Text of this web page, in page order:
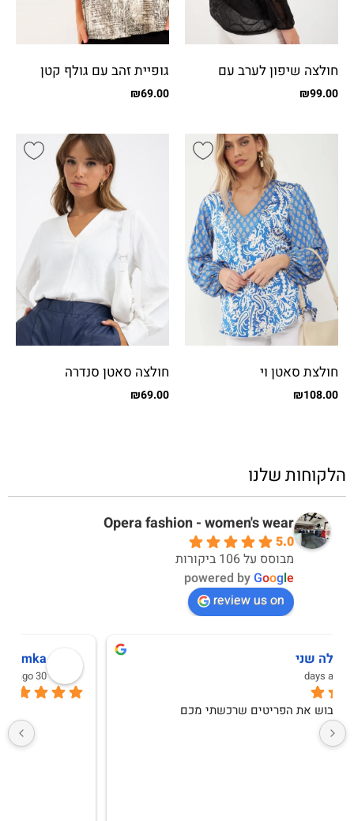
חולצה שיפון לערב עם
כפתורים קטנים
₪99.00
גופיית זהב עם גולף קטן
₪69.00
חולצת סאטן וי
₪108.00
חולצה סאטן סנדרה
₪69.00
הלקוחות שלנו
Opera fashion - women's wear
5.0
מבוסס על 106 ביקורות
powered byGoogle
review us on